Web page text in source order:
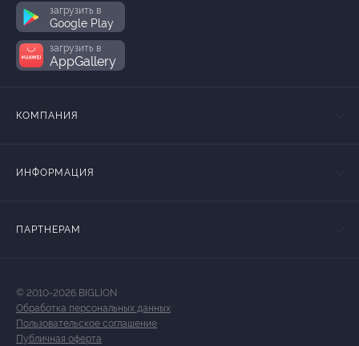
загрузить в
Google Play
загрузить в
AppGallery
КОМПАНИЯ
ИНФОРМАЦИЯ
ПАРТНЕРАМ
© 2010-2026 BIGLION
Обработка персональных данных
Пользовательское соглашение
Публичная оферта